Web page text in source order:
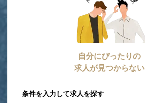
自分にぴったりの
求人が見つからない
条件を入力して求人を探す